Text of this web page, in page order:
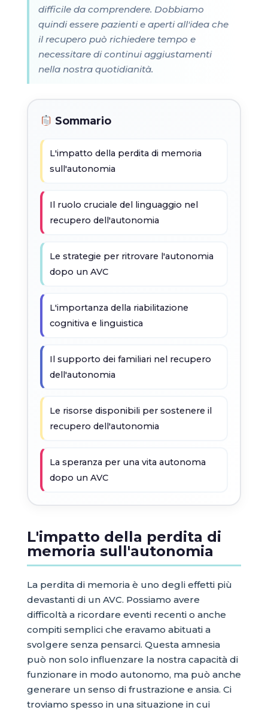
difficile da comprendere. Dobbiamo
quindi essere pazienti e aperti all'idea che
il recupero può richiedere tempo e
necessitare di continui aggiustamenti
nella nostra quotidianità.
Sommario
L'impatto della perdita di memoria
sull'autonomia
Il ruolo cruciale del linguaggio nel
recupero dell'autonomia
Le strategie per ritrovare l'autonomia
dopo un AVC
L'importanza della riabilitazione
cognitiva e linguistica
Il supporto dei familiari nel recupero
dell'autonomia
Le risorse disponibili per sostenere il
recupero dell'autonomia
La speranza per una vita autonoma
dopo un AVC
L'impatto della perdita di
memoria sull'autonomia
La perdita di memoria è uno degli effetti più
devastanti di un AVC. Possiamo avere
difficoltà a ricordare eventi recenti o anche
compiti semplici che eravamo abituati a
svolgere senza pensarci. Questa amnesia
può non solo influenzare la nostra capacità di
funzionare in modo autonomo, ma può anche
generare un senso di frustrazione e ansia. Ci
troviamo spesso in una situazione in cui